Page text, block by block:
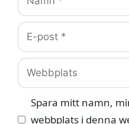
E-
post
Webbplats
Spara mitt namn,
webbplats i denna